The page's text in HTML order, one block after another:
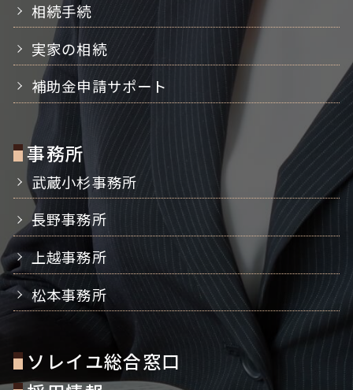
相続手続
実家の相続
補助金申請サポート
事務所
武蔵小杉事務所
長野事務所
上越事務所
松本事務所
ソレイユ総合窓口